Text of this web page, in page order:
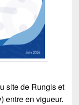
site de Rungis et
entre en vigueur.